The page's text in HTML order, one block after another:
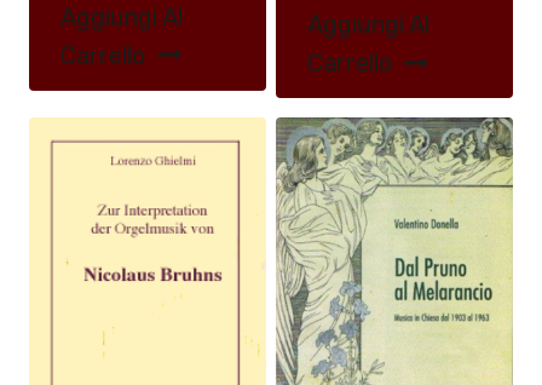
Aggiungi Al
Carrello
Aggiungi Al
Carrello